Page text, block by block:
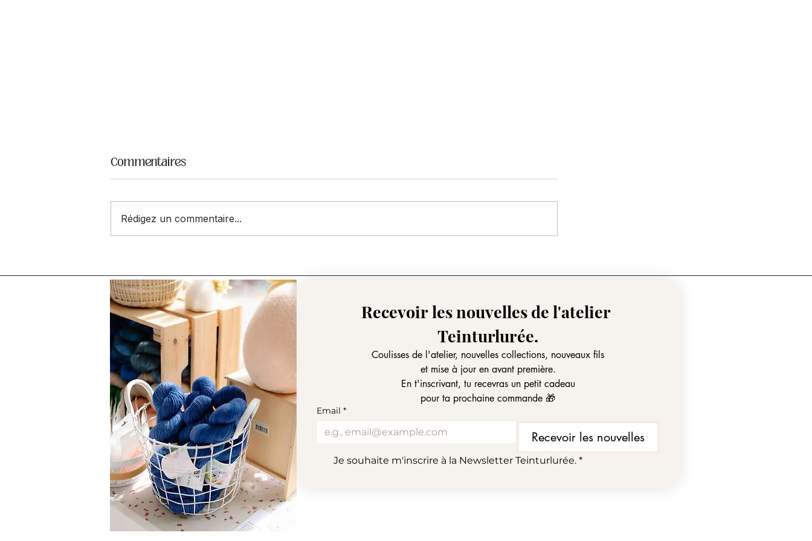
Nomade ~ Le final
Nomade
Commentaires
Rédigez un commentaire...
Recevoir les nouvelles de l'atelier
Teinturlurée.
Coulisses de l'atelier, nouvelles collections, nouveaux fils
et mise à jour en avant première.
En t'inscrivant, tu recevras un petit cadeau
pour ta prochaine commande 🎁
Email *
Recevoir les nouvelles
Je souhaite m'inscrire à la Newsletter Teinturlurée. *